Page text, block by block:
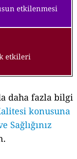
etkilenmesi
etkileri
daha fazla bilgi
konusuna
Sağlığınız